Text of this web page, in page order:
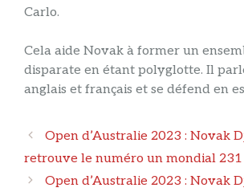
Carlo.
Cela aide Novak à former un
disparate en étant polyglotte. Il
anglais et français et se défend en
Navigation
des
articles
Open d’Australie 2023 : Novak
retrouve le numéro un mondial
Open d’Australie 2023 : Novak